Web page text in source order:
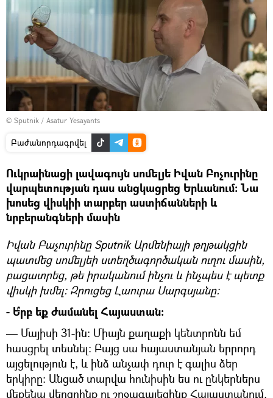
© Sputnik / Asatur Yesayants
Բաժանորդագրվել
Ուկրաինացի լավագույն սոմելյե Իվան Բոչուրինը
վարպետության դաս անցկացրեց Երևանում։ Նա
խոսեց վիսկիի տարբեր աստիճանների և
նրբերանգների մասին
Իվան Բաչուրինը Sputnik Արմենիայի թղթակցին
պատմեց սոմելյեի ստեղծագործական ուղու մասին,
բացատրեց, թե իրականում ինչու և ինչպես է պետք
վիսկի խմել։ Զրուցեց Լաուրա Սարգսյանը։
- Ե՞րբ եք ժամանել Հայաստան։
— Մայիսի 31-ին։ Միայն քաղաքի կենտրոնն եմ
հասցրել տեսնել։ Բայց սա հայաստանյան երրորդ
այցելություն է, և ինձ անչափ դուր է գալիս ձեր
երկիրը։ Անցած տարվա հունիսին ես ու ընկերներս
մեքենա վերցրինք ու շրջագայեցինք Հայաստանում.